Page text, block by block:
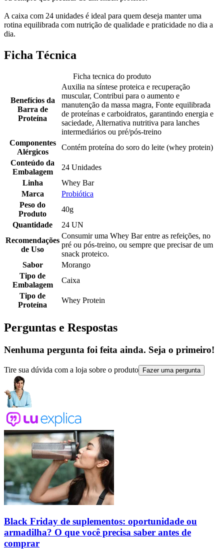
A caixa com 24 unidades é ideal para quem deseja manter uma
rotina equilibrada com nutrição de qualidade e praticidade no dia a
dia.
Ficha Técnica
Ficha tecnica do produto
Benefícios da
Barra de
Proteína
Auxilia na síntese proteica e recuperação
muscular, Contribui para o aumento e
manutenção da massa magra, Fonte equilibrada
de proteínas e carboidratos, garantindo energia e
saciedade, Alternativa nutritiva para lanches
intermediários ou pré/pós-treino
Componentes
Alérgicos
Contém proteína do soro do leite (whey protein)
Conteúdo da
Embalagem
24 Unidades
Linha
Whey Bar
Marca
Probiótica
Peso do
Produto
40g
Quantidade
24 UN
Recomendações
de Uso
Consumir uma Whey Bar entre as refeições, no
pré ou pós-treino, ou sempre que precisar de um
snack proteico.
Sabor
Morango
Tipo de
Embalagem
Caixa
Tipo de
Proteína
Whey Protein
Perguntas e Respostas
Nenhuma pergunta foi feita ainda. Seja o primeiro!
Tire sua dúvida com a loja sobre o produto Fazer uma pergunta
Black Friday de suplementos: oportunidade ou
armadilha? O que você precisa saber antes de
comprar